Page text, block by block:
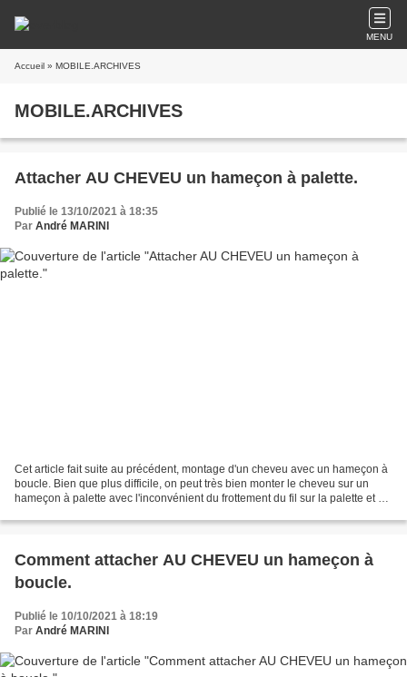
MENU
Accueil » MOBILE.ARCHIVES
MOBILE.ARCHIVES
Attacher AU CHEVEU un hameçon à palette.
Publié le 13/10/2021 à 18:35
Par André MARINI
Cet article fait suite au précédent, montage d'un cheveu avec un hameçon à
boucle. Bien que plus difficile, on peut très bien monter le cheveu sur un
hameçon à palette avec l'inconvénient du frottement du fil sur la palette et de
Comment attacher AU CHEVEU un hameçon à
boucle.
Publié le 10/10/2021 à 18:19
Par André MARINI